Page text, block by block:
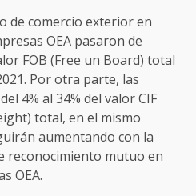
de comercio exterior en
OEA pasaron de
FOB (Free un Board) total
Por otra parte, las
4% al 34% del valor CIF
total, en el mismo
aumentando con la
reconocimiento mutuo en
OEA.